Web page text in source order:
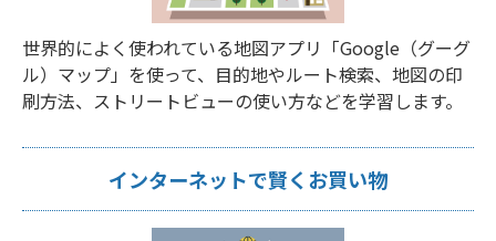
世界的によく使われている地図アプリ「Google（グーグ
ル）マップ」を使って、目的地やルート検索、地図の印
刷方法、ストリートビューの使い方などを学習します。
インターネットで賢くお買い物